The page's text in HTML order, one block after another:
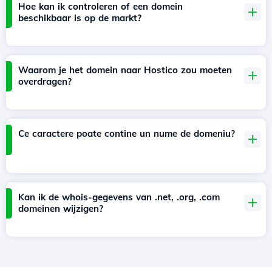
Hoe kan ik controleren of een domein
beschikbaar is op de markt?
Waarom je het domein naar Hostico zou moeten
overdragen?
Ce caractere poate contine un nume de domeniu?
Kan ik de whois-gegevens van .net, .org, .com
domeinen wijzigen?